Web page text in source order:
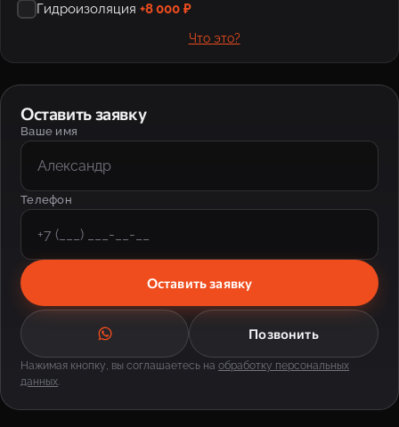
Гидроизоляция +8 000 ₽
Что это?
Оставить заявку
Ваше имя
Телефон
Оставить заявку
Позвонить
Нажимая кнопку, вы соглашаетесь на обработку персональных
данных.